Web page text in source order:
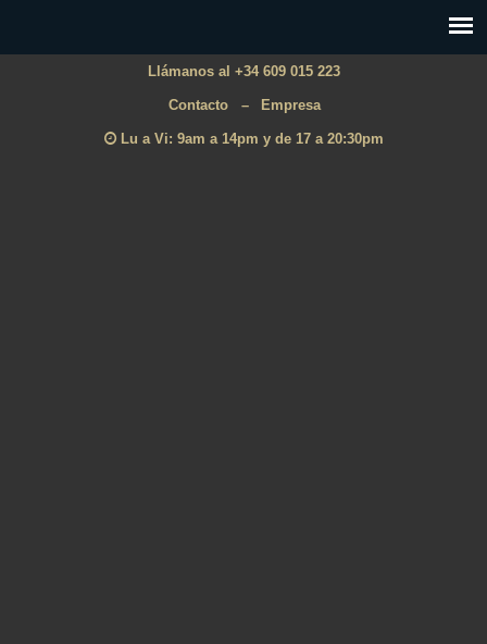
Llámanos al +34 609 015 223
Contacto – Empresa
Lu a Vi: 9am a 14pm y de 17 a 20:30pm